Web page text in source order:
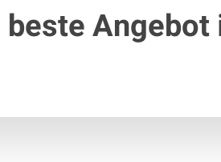
beste Angebot